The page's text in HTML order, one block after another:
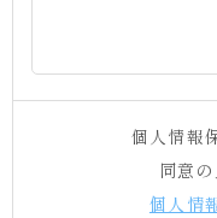
個人情報
同意
個人情